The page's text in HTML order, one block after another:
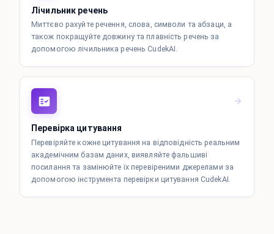
Лічильник речень
Миттєво рахуйте речення, слова, символи та абзаци, а
також покращуйте довжину та плавність речень за
допомогою лічильника речень CudekAI.
Перевірка цитування
Перевіряйте кожне цитування на відповідність реальним
академічним базам даних, виявляйте фальшиві
посилання та замінюйте їх перевіреними джерелами за
допомогою інструмента перевірки цитування CudekAI.